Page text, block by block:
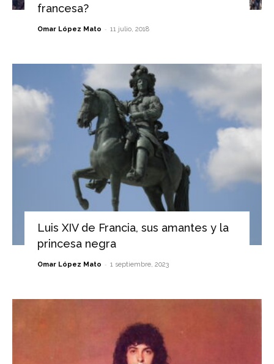
francesa?
Omar López Mato - 11 julio, 2018
Luis XIV de Francia, sus amantes y la
princesa negra
Omar López Mato - 1 septiembre, 2023